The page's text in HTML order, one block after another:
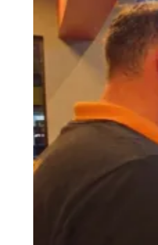
Hub de Negócios
Guia Comercial
Selo Verificado
Portal Educacional
Agenda de Vestibulares
Vagas de Emprego
Concursos
Panorama Econômico
Panorama Econômico
Para Sua Empresa
Anuncie no Portal